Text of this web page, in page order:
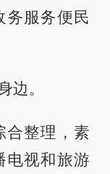
务服务便民
边。
整理，素
电视和旅游